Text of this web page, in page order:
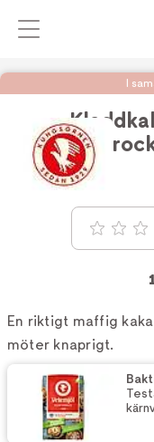
I
Betyg: 0
En riktigt maffig
möter knaprigt.